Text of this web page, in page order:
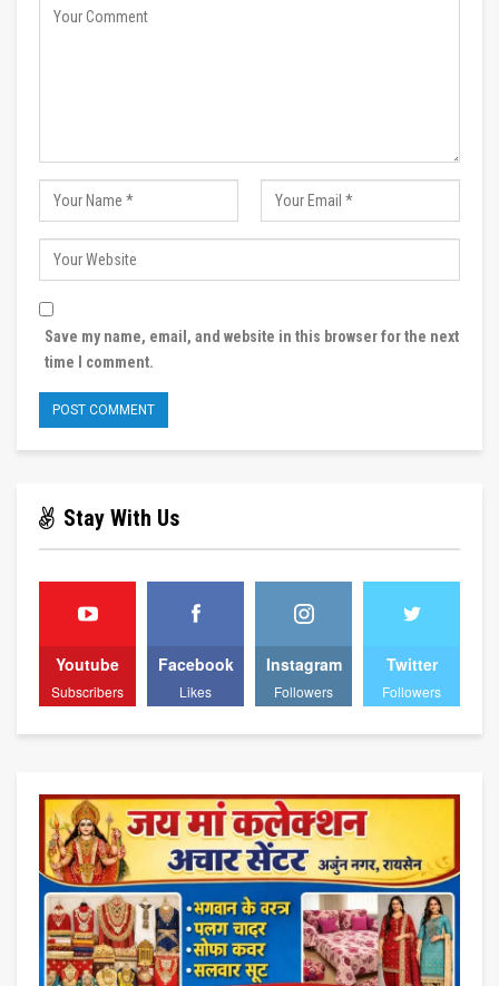
Save my name, email, and website in this browser for the next
time I comment.
Stay With Us
Youtube
Subscribers
Facebook
Likes
Instagram
Followers
Twitter
Followers